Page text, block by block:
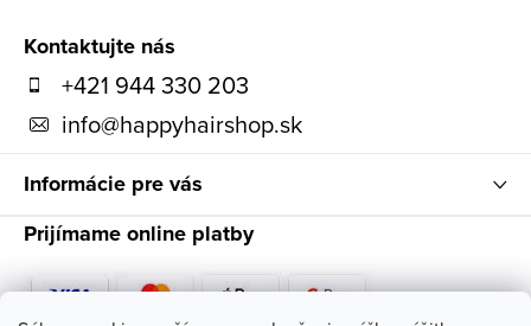
Kontaktujte nás
+421 944 330 203
info@happyhairshop.sk
Informácie pre vás
Prijímame online platby